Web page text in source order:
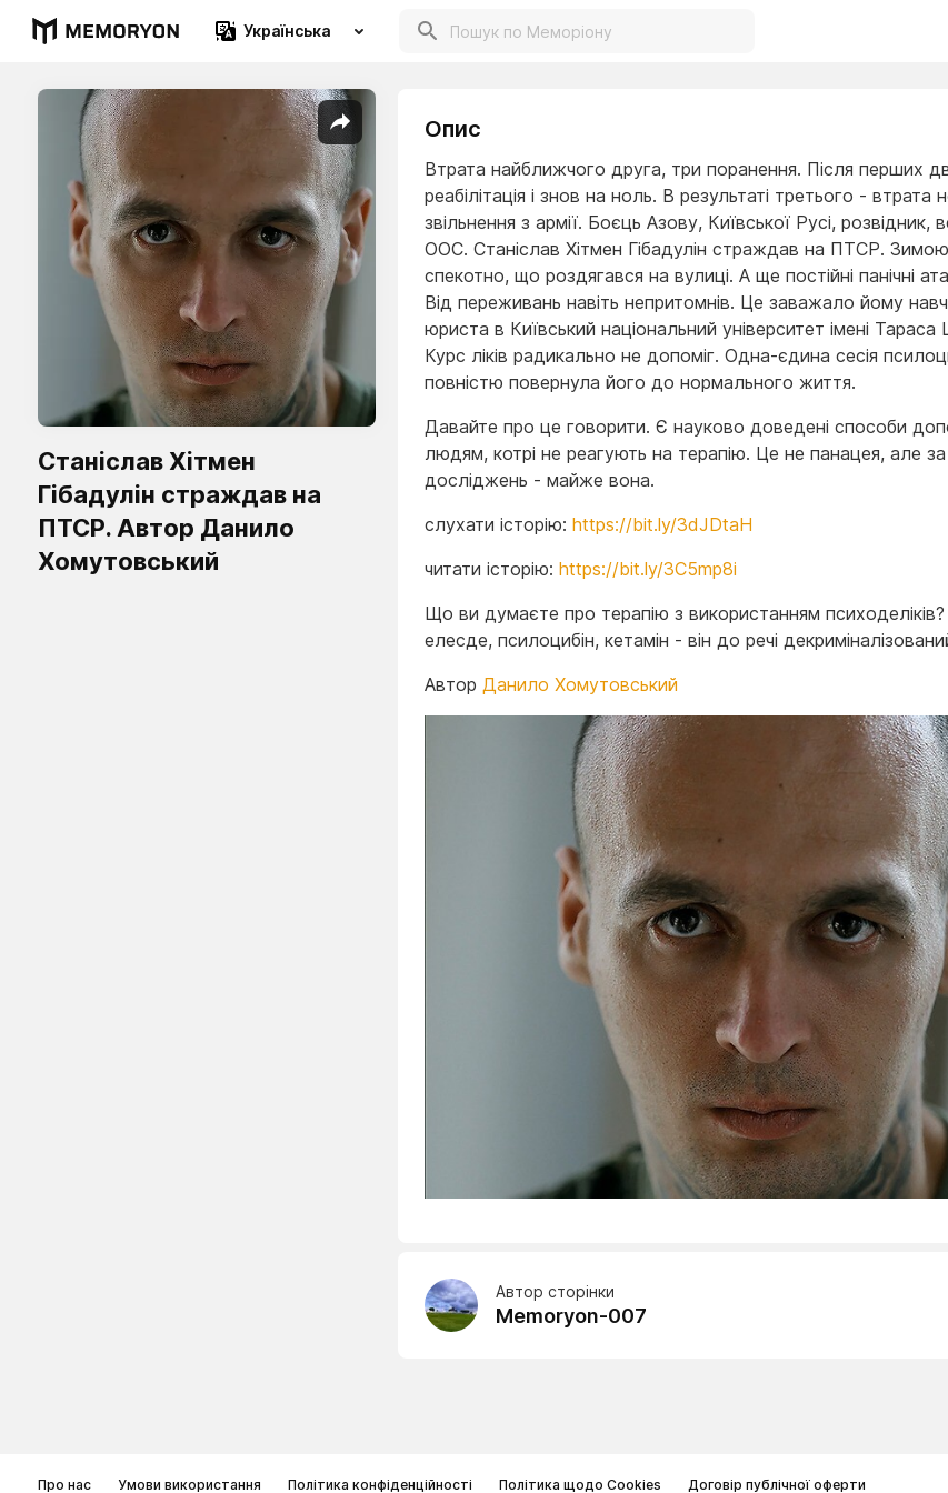
Українська
Станіслав Хітмен
Гібадулін страждав на
ПТСР. Автор Данило
Хомутовський
Опис
Втрата найближчого друга, три поранення. Після перших
реабілітація і знов на ноль. В результаті третього - втрата
звільнення з армії. Боєць Азову, Київської Русі, розвідник,
ООС. Станіслав Хітмен Гібадулін страждав на ПТСР.
спекотно, що роздягався на вулиці. А ще постійні панічні
Від переживань навіть непритомнів. Це заважало йому
юриста в Київський національний університет імені
Курс ліків радикально не допоміг. Одна-єдина сесія
повністю повернула його до нормального життя.
Давайте про це говорити. Є науково доведені способи
людям, котрі не реагують на терапію. Це не панацея, але
досліджень - майже вона.
слухати історію: https://bit.ly/3dJDtaH
читати історію: https://bit.ly/3C5mp8i
Що ви думаєте про терапію з використанням
елесде, псилоцибін, кетамін - він до речі
Автор Данило Хомутовський
Автор сторінки
Memoryon-007
Про нас Умови використання Політика конфіденційності Політика щодо Cookies Договір публічної оферти